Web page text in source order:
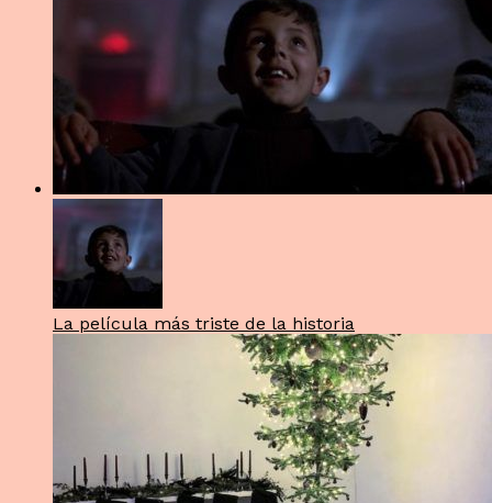
La película más triste de la historia